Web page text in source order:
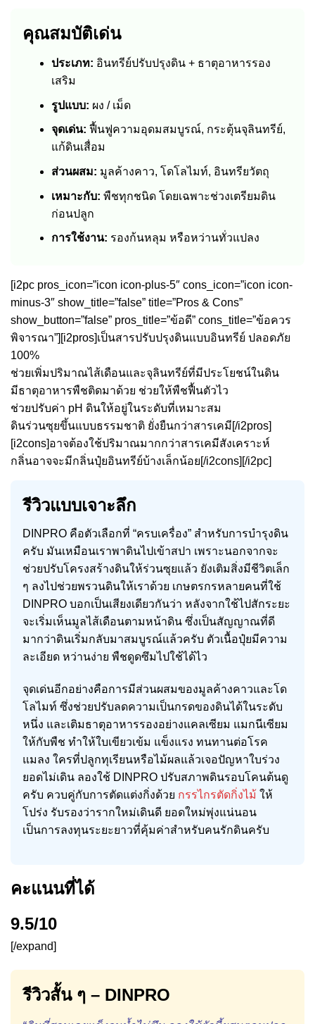
คุณสมบัติเด่น
ประเภท: อินทรีย์ปรับปรุงดิน + ธาตุอาหารรอง
เสริม
รูปแบบ: ผง / เม็ด
จุดเด่น: ฟื้นฟูความอุดมสมบูรณ์, กระตุ้นจุลินทรีย์,
แก้ดินเสื่อม
ส่วนผสม: มูลค้างคาว, โดโลไมท์, อินทรียวัตถุ
เหมาะกับ: พืชทุกชนิด โดยเฉพาะช่วงเตรียมดิน
ก่อนปลูก
การใช้งาน: รองก้นหลุม หรือหว่านทั่วแปลง
[i2pc pros_icon=”icon icon-plus-5″ cons_icon=”icon icon-
minus-3″ show_title=”false” title=”Pros & Cons”
show_button=”false” pros_title=”ข้อดี” cons_title=”ข้อควร
พิจารณา”][i2pros]เป็นสารปรับปรุงดินแบบอินทรีย์ ปลอดภัย
100%
ช่วยเพิ่มปริมาณไส้เดือนและจุลินทรีย์ที่มีประโยชน์ในดิน
มีธาตุอาหารพืชติดมาด้วย ช่วยให้พืชฟื้นตัวไว
ช่วยปรับค่า pH ดินให้อยู่ในระดับที่เหมาะสม
ดินร่วนซุยขึ้นแบบธรรมชาติ ยั่งยืนกว่าสารเคมี[/i2pros]
[i2cons]อาจต้องใช้ปริมาณมากกว่าสารเคมีสังเคราะห์
กลิ่นอาจจะมีกลิ่นปุ๋ยอินทรีย์บ้างเล็กน้อย[/i2cons][/i2pc]
รีวิวแบบเจาะลึก
DINPRO คือตัวเลือกที่ “ครบเครื่อง” สำหรับการบำรุงดิน
ครับ มันเหมือนเราพาดินไปเข้าสปา เพราะนอกจากจะ
ช่วยปรับโครงสร้างดินให้ร่วนซุยแล้ว ยังเติมสิ่งมีชีวิตเล็ก
ๆ ลงไปช่วยพรวนดินให้เราด้วย เกษตรกรหลายคนที่ใช้
DINPRO บอกเป็นเสียงเดียวกันว่า หลังจากใช้ไปสักระยะ
จะเริ่มเห็นมูลไส้เดือนตามหน้าดิน ซึ่งเป็นสัญญาณที่ดี
มากว่าดินเริ่มกลับมาสมบูรณ์แล้วครับ ตัวเนื้อปุ๋ยมีความ
ละเอียด หว่านง่าย พืชดูดซึมไปใช้ได้ไว
จุดเด่นอีกอย่างคือการมีส่วนผสมของมูลค้างคาวและโด
โลไมท์ ซึ่งช่วยปรับลดความเป็นกรดของดินได้ในระดับ
หนึ่ง และเติมธาตุอาหารรองอย่างแคลเซียม แมกนีเซียม
ให้กับพืช ทำให้ใบเขียวเข้ม แข็งแรง ทนทานต่อโรค
แมลง ใครที่ปลูกทุเรียนหรือไม้ผลแล้วเจอปัญหาใบร่วง
ยอดไม่เดิน ลองใช้ DINPRO ปรับสภาพดินรอบโคนต้นดู
ครับ ควบคู่กับการตัดแต่งกิ่งด้วย กรรไกรตัดกิ่งไม้ ให้
โปร่ง รับรองว่ารากใหม่เดินดี ยอดใหม่พุ่งแน่นอน
เป็นการลงทุนระยะยาวที่คุ้มค่าสำหรับคนรักดินครับ
คะแนนที่ได้
9.5/10
[/expand]
รีวิวสั้น ๆ – DINPRO